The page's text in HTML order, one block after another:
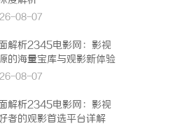
08-07
解析2345电影网：影视
的海量宝库与观影新体验
08-07
解析2345电影网：影视
者的观影首选平台详解